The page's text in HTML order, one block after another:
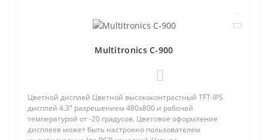
Multitronics C-900
Цветной дисплей Цветной высококонтрастный TFT-IPS
дисплей 4.3" разрешением 480х800 и рабочей
температурой от -20 градусов. Цветовое оформление
дисплеев может быть настроено пользователем